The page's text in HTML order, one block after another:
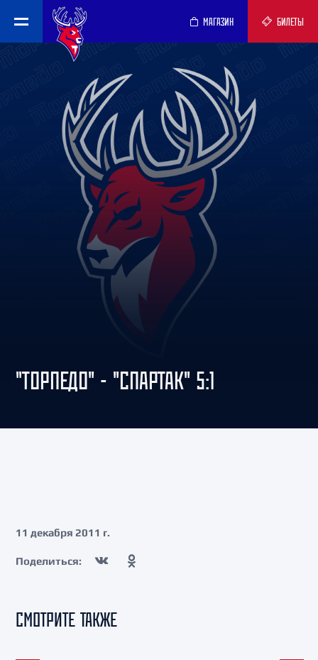
МАГАЗИН БИЛЕТЫ
"ТОРПЕДО" - "СПАРТАК" 5:1
11 декабря 2011 г.
Поделиться:
СМОТРИТЕ ТАКЖЕ